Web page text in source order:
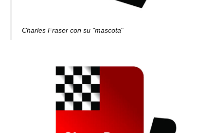
Charles Fraser con su "mascota"